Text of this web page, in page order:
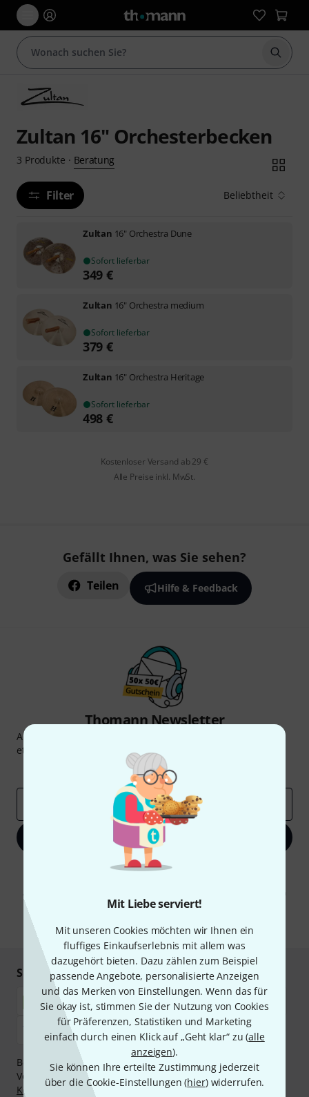
Mit Liebe serviert!
Mit unseren Cookies möchten wir Ihnen ein
fluffiges Einkaufserlebnis mit allem was
dazugehört bieten. Dazu zählen zum Beispiel
passende Angebote, personalisierte Anzeigen
und das Merken von Einstellungen. Wenn das für
Sie okay ist, stimmen Sie der Nutzung von Cookies
für Präferenzen, Statistiken und Marketing
einfach durch einen Klick auf „Geht klar“ zu (alle
anzeigen).
Sie können Ihre erteilte Zustimmung jederzeit
über die Cookie-Einstellungen (hier) widerrufen.
Suche
Zultan 16" Orchesterbecken
3 Produkte · Beratung
Filter Beliebtheit
Zultan 16" Orchestra Dune
Sofort lieferbar
349 €
Zultan 16" Orchestra medium
Sofort lieferbar
379 €
Zultan 16" Orchestra Heritage
Sofort lieferbar
498 €
Kostenloser Versand ab 29 €
Alle Preise inkl. MwSt.
Gefällt Ihnen, was Sie sehen?
Teilen Hilfe & Feedback
Thomann Newsletter
Abonniere den Thomann Newsletter und gewinne mit
etwas Glück einen von
50 Gutscheinen
Inspirierende Beiträge
Deals
Jetzt anmelden
Mit Klick auf „Jetzt anmelden“ stimmen Sie dem Erhalt von E-Mail-
Abmeldung ist jederzeit möglich. Weitere Informationen finden Sie in
unseren Datenschutzhinweisen
* Pflichtfeld
Sicher einkaufen & bezahlen
Bezahlen Sie vertraulich und sicher per Nachnahme,
Vorkasse, PayPal, Amazon Pay,
Klarna Sofort bezahlen
Klarna Ratenzahlungoder Kreditkarte.